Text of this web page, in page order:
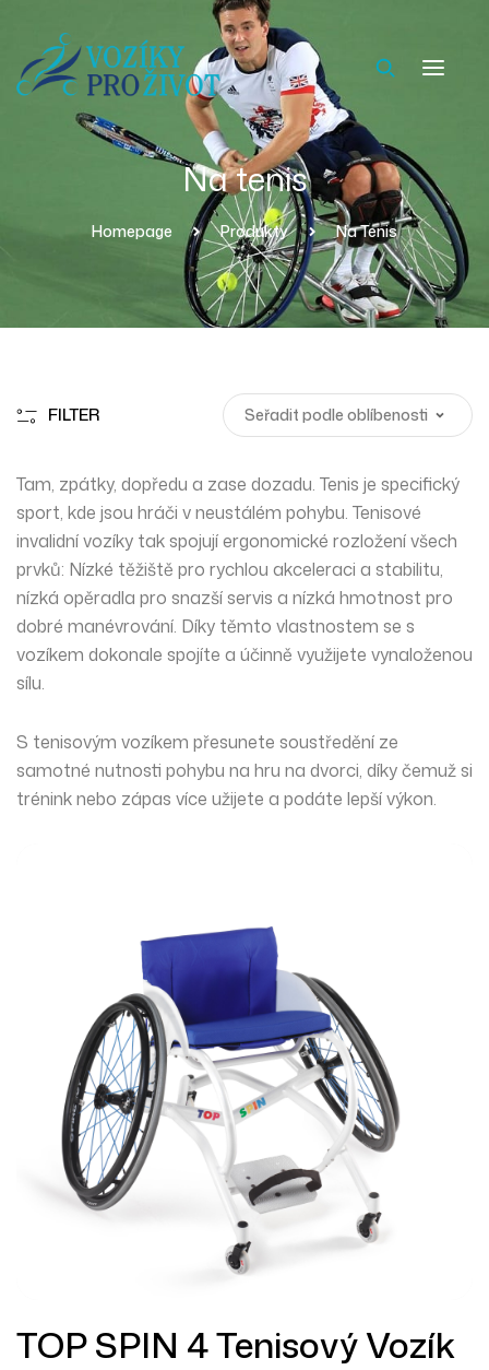
Na tenis
Homepage Produkty Na Tenis
FILTER
Tam, zpátky, dopředu a zase dozadu. Tenis je specifický
sport, kde jsou hráči v neustálém pohybu. Tenisové
invalidní vozíky tak spojují ergonomické rozložení všech
prvků: Nízké těžiště pro rychlou akceleraci a stabilitu,
nízká opěradla pro snazší servis a nízká hmotnost pro
dobré manévrování. Díky těmto vlastnostem se s
vozíkem dokonale spojíte a účinně využijete vynaloženou
sílu.
S tenisovým vozíkem přesunete soustředění ze
samotné nutnosti pohybu na hru na dvorci, díky čemuž si
trénink nebo zápas více užijete a podáte lepší výkon.
TOP SPIN 4 Tenisový Vozík